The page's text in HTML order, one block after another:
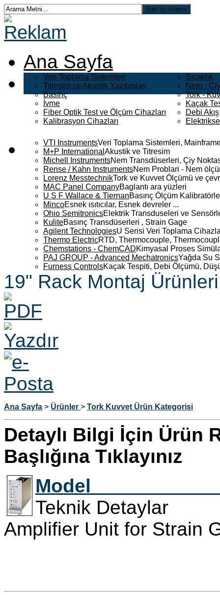
Ana Sayfa
Veri Toplama Sistemleri
Titreşim ve Akustik Yazılımları
Basınç
İvme
Fiber Optik Test ve Ölçüm Cihazları
Kalibrasyon Cihazları
Sıcaklık
Nem -
Tork -
Kaçak
Debi Akış
VTI InstrumentsVeri Toplama Sistemleri,
M+P International Akustik ve Titresim
Michell InstrumentsNem Transdüserleri, Çiy
Rense / Kahn InstrumentsNem Problari - Nem
Lorenz MesstechnikTork ve Kuvvet Ölçümü ve
MAC Panel CompanyBaglantı ara yüzleri
U S F Wallace & TiernanBasınç Ölçüm
MincoEsnek ısıtıcılar, Esnek devreler ...
Ohio SemitronicsElektrik Transduseleri ve
KuliteBasınç Transdüserleri , Strain Gage
Agilent TechnologiesU Serisi Veri Toplama
Thermo ElectricRTD, Thermocouple,
Chemstations - ChemCADKimyasal Proses
PAJ GROUP - Advanced MechatronicsYağda Su
Furness ControlsKaçak Tespiti, Debi Ölçümü,
19" Rack Montaj Ürünleri
Ana Sayfa > Ürünler > Tork Kuvvet Ürün Kategorisi
Detaylı Bilgi İçin Ürün
Başlığına Tıklayınız
Model
Teknik Detaylar
Amplifier Unit for Strain